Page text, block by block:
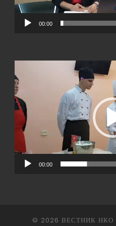
00:00
00:00
© 2026 ВЕСТНИК НКО